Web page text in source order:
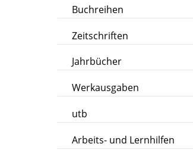
Buchreihen
Zeitschriften
Jahrbücher
Werkausgaben
utb
Arbeits- und Lernhilfen